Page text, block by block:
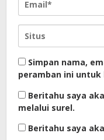
Simpan nama,
peramban ini
Beritahu saya
melalui surel.
Beritahu saya